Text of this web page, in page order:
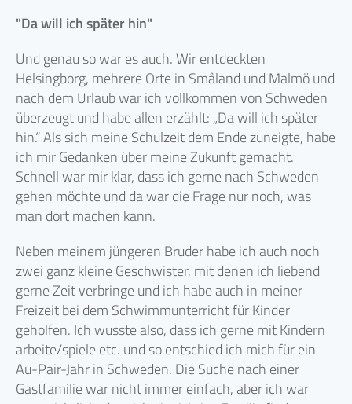
"Da will ich später hin"
Und genau so war es auch. Wir entdeckten
Helsingborg, mehrere Orte in Småland und Malmö und
nach dem Urlaub war ich vollkommen von Schweden
überzeugt und habe allen erzählt: „Da will ich später
hin.“ Als sich meine Schulzeit dem Ende zuneigte, habe
ich mir Gedanken über meine Zukunft gemacht.
Schnell war mir klar, dass ich gerne nach Schweden
gehen möchte und da war die Frage nur noch, was
man dort machen kann.
Neben meinem jüngeren Bruder habe ich auch noch
zwei ganz kleine Geschwister, mit denen ich liebend
gerne Zeit verbringe und ich habe auch in meiner
Freizeit bei dem Schwimmunterricht für Kinder
geholfen. Ich wusste also, dass ich gerne mit Kindern
arbeite/spiele etc. und so entschied ich mich für ein
Au-Pair-Jahr in Schweden. Die Suche nach einer
Gastfamilie war nicht immer einfach, aber ich war